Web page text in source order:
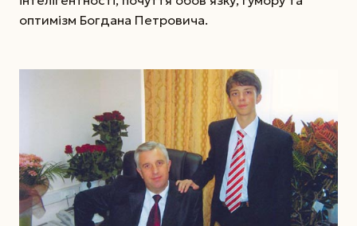
оптимізм Богдана Петровича.